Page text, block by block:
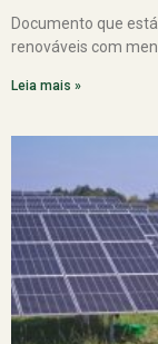
Documento que
renováveis com
Leia mais »